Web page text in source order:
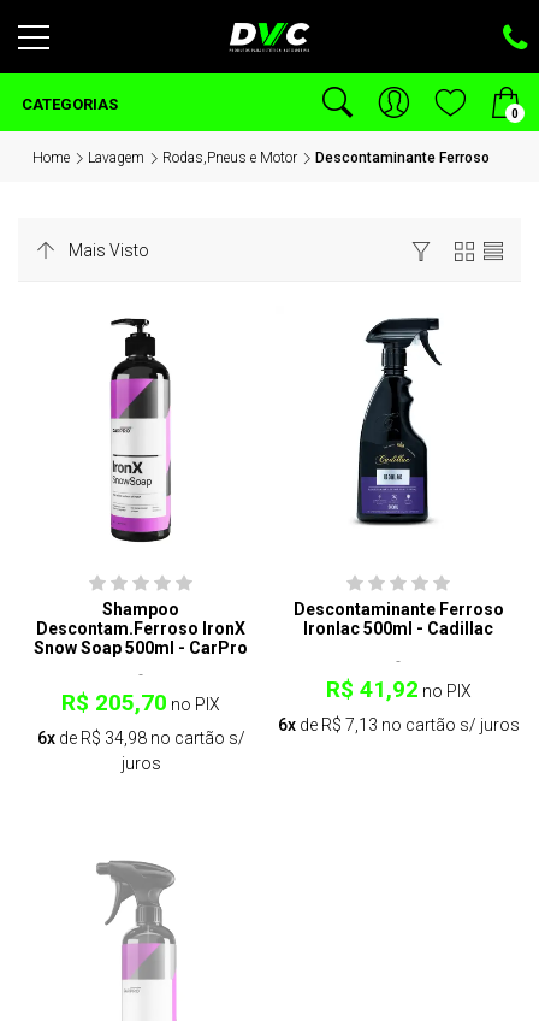
0
CATEGORIAS
Home Lavagem Rodas,Pneus e Motor Descontaminante Ferroso
Shampoo
Descontam.Ferroso IronX
Snow Soap 500ml - CarPro
R$ 205,70 no PIX
6xde R$ 34,98 no cartão s/
juros
Descontaminante Ferroso
Ironlac 500ml - Cadillac
R$ 41,92 no PIX
6xde R$ 7,13 no cartão s/ juros